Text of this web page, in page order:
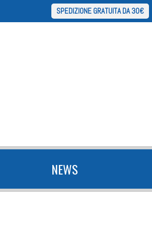
SPEDIZIONE GRATUITA DA 30€
NEWS